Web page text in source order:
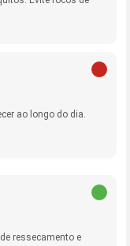
ao longo do dia.
ressecamento e